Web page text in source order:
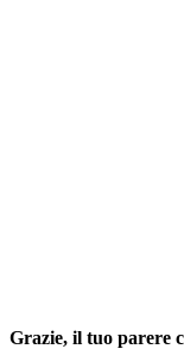
Grazie, il tuo parere